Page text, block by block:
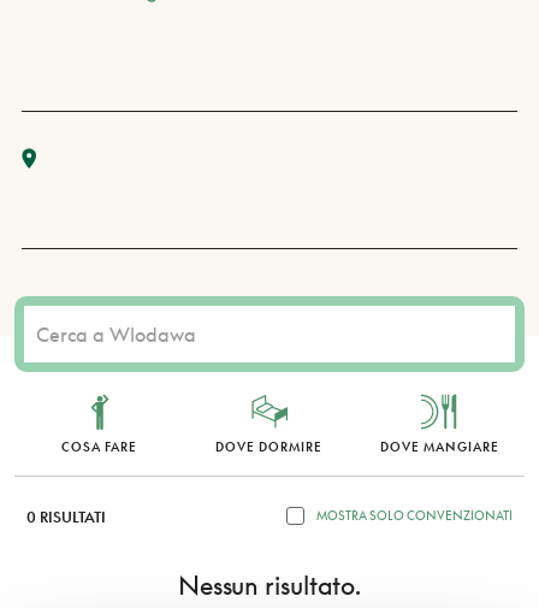
COSA FARE DOVE DORMIRE DOVE MANGIARE
0 RISULTATI MOSTRA SOLO CONVENZIONATI
Nessun risultato.